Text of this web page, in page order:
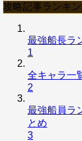
攻略記事ランキ
最強船長ラ
1
全キャラ一
2
最強船員ラ
とめ
3